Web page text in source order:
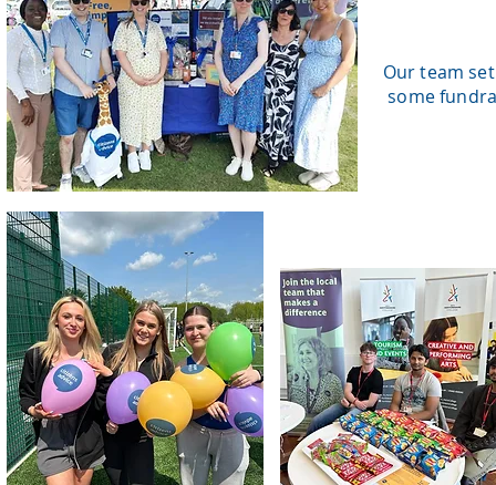
Our team
some